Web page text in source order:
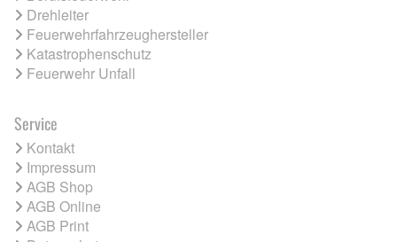
Drehleiter
Feuerwehrfahrzeughersteller
Katastrophenschutz
Feuerwehr Unfall
Service
Kontakt
Impressum
AGB Shop
AGB Online
AGB Print